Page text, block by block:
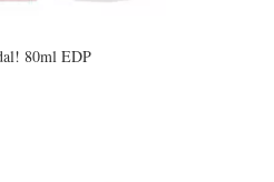
80ml EDP